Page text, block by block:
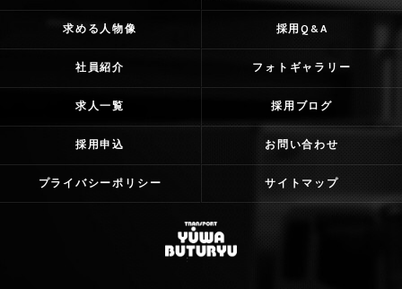
求める人物像 採用Q&A
社員紹介 フォトギャラリー
求人一覧 採用ブログ
採用申込 お問い合わせ
プライバシーポリシー サイトマップ